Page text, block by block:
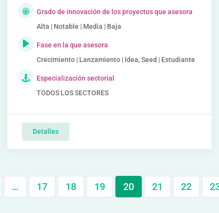
Grado de innovación de los proyectos que asesora
Alta | Notable | Media | Baja
Fase en la que asesora
Crecimiento | Lanzamiento | Idea, Seed | Estudiante
Especialización sectorial
TODOS LOS SECTORES
Detalles
… 17 18 19 20 21 22